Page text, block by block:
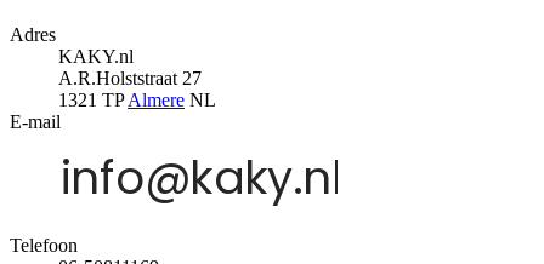
Adres
KAKY.nl
A.R.Holststraat 27
1321 TPAlmere NL
E-mail
Telefoon